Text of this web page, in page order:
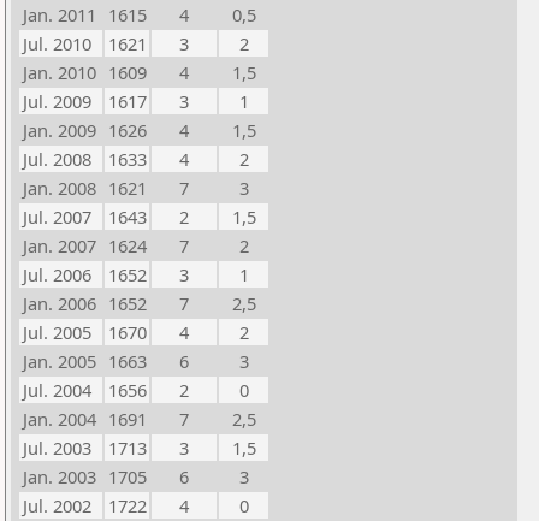
Jan. 2011
1615 4
0,5
Jul. 2010
1621 3
2
Jan. 2010 1609 4
1,5
Jul. 2009
1617 3
1
Jan. 2009 1626 4
1,5
Jul. 2008
1633 4
2
Jan. 2008 1621 7
3
Jul. 2007
1643 2
1,5
Jan. 2007 1624 7
2
Jul. 2006
1652 3
1
Jan. 2006 1652 7
2,5
Jul. 2005
1670 4
2
Jan. 2005 1663 6
3
Jul. 2004
1656 2
0
Jan. 2004 1691 7
2,5
Jul. 2003
1713 3
1,5
Jan. 2003 1705 6
3
Jul. 2002
1722 4
0